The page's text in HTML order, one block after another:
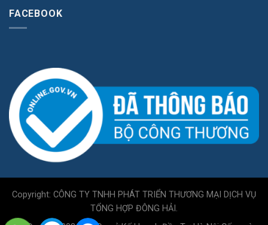
FACEBOOK
Copyright: CÔNG TY TNHH PHÁT TRIỂN THƯƠNG MẠI DỊCH VỤ
TỔNG HỢP ĐÔNG HẢI.